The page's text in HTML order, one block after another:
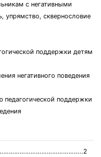
с негативными
упрямство, сквернословие
поддержки детям
негативного поведения
педагогической поддержки